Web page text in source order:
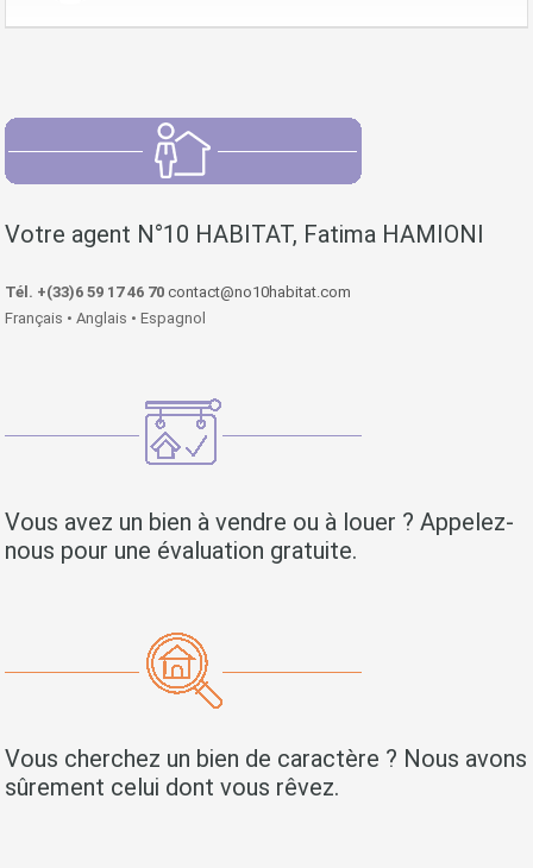
Votre agent N°10 HABITAT, Fatima HAMIONI
Tél. +(33)6 59 17 46 70 contact@no10habitat.com
Français • Anglais • Espagnol
Vous avez un bien à vendre ou à louer ? Appelez-
nous pour une évaluation gratuite.
Vous cherchez un bien de caractère ? Nous avons
sûrement celui dont vous rêvez.